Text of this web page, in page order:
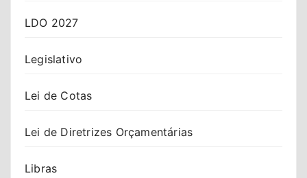
LDO 2027
Legislativo
Lei de Cotas
Lei de Diretrizes Orçamentárias
Libras